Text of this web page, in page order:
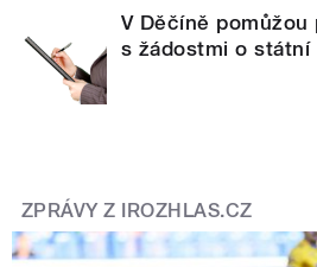
V Děčíně pomůžou
s žádostmi o státní
ZPRÁVY Z IROZHLAS.CZ